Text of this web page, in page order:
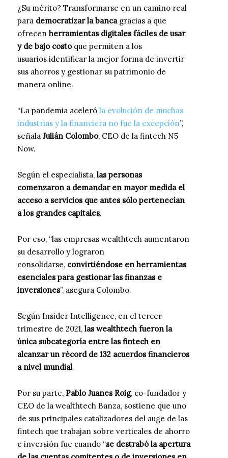
¿Su mérito? Transformarse en un camino real
para democratizar la bancagracias a que
ofrecen herramientas digitales fáciles de usar
y de bajo costoque permiten a los
usuarios identificar la mejor forma de invertir
sus ahorros y gestionar su patrimonio de
manera online.
“La pandemia aceleró la evolución de muchas
industrias y la financiera no fue la excepción”,
señala Julián Colombo, CEO de la fintech N5
Now.
Según el especialista, las personas
comenzaron a demandar en mayor medida el
acceso a servicios que antes sólo pertenecían
a los grandes capitales.
Por eso, “las empresas wealthtech aumentaron
su desarrollo y lograron
consolidarse, convirtiéndose en herramientas
esenciales para gestionar las finanzas e
inversiones”, asegura Colombo.
Según Insider Intelligence, en el tercer
trimestre de 2021, las wealthtech fueron la
única subcategoría entre las fintech en
alcanzar un récord de 132 acuerdos financieros
a nivel mundial.
Por su parte, Pablo Juanes Roig, co-fundador y
CEO de la wealthtech Banza, sostiene que uno
de sus principales catalizadores del auge de las
fintech que trabajan sobre verticales de ahorro
e inversión fue cuando “se destrabó la apertura